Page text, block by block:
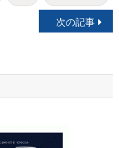
次の記事